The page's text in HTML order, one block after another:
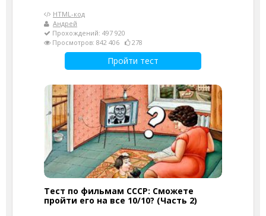
HTML-код
Андрей
Прохождений: 497 920
Просмотров: 842 406
278
Пройти тест
Тест по фильмам СССР: Сможете
пройти его на все 10/10? (Часть 2)